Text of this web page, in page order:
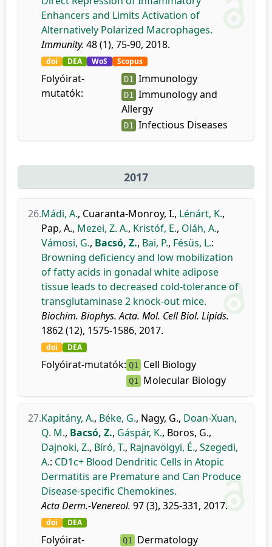
Enhancers and Limits Activation of
Alternatively Polarized Macrophages.
Immunity. 48 (1), 75-90, 2018.
doi DEA WoS Scopus
Folyóirat-
mutatók:
D1 Immunology
D1
Immunology and
Allergy
D1 Infectious Diseases
2017
26.Mádi, A., Cuaranta-Monroy, I., Lénárt, K.,
Pap, A., Mezei, Z. A., Kristóf, E., Oláh, A.,
Vámosi, G., Bacsó, Z., Bai, P., Fésüs, L.:
Browning deficiency and low mobilization
of fatty acids in gonadal white adipose
tissue leads to decreased cold-tolerance of
transglutaminase 2 knock-out mice.
Biochim. Biophys. Acta. Mol. Cell Biol. Lipids.
1862 (12), 1575-1586, 2017.
doi DEA
Folyóirat-mutatók: Q1 Cell Biology
Q1 Molecular Biology
27.Kapitány, A., Béke, G., Nagy, G., Doan-Xuan,
Q. M., Bacsó, Z., Gáspár, K., Boros, G.,
Dajnoki, Z., Bíró, T., Rajnavölgyi, É., Szegedi,
A.: CD1c+ Blood Dendritic Cells in Atopic
Dermatitis are Premature and Can Produce
Disease-specific Chemokines.
Acta Derm.-Venereol. 97 (3), 325-331, 2017.
doi DEA
Folyóirat-
Q1 Dermatology